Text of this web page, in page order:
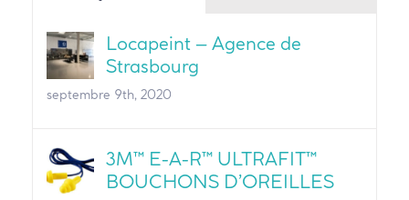
Locapeint – Agence de
Strasbourg
septembre 9th, 2020
3M™ E-A-R™ ULTRAFIT™
BOUCHONS D’OREILLES